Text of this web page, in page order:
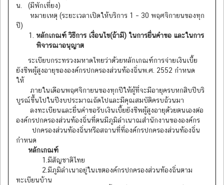
น. (มีพักเที่ยง)
หมายเหตุ (ระยะเวลาเปิดให้บริการ 1 – 30 พฤศจิกายนของทุก
ปี)
หลักเกณฑ์ วิธีการ เงื่อนไข(ถ้ามี) ในการยื่นคำขอ และในการ
พิจารณาอนุญาต
ระเบียบกระทรวงมหาดไทยว่าด้วยหลักเกณฑ์การจ่ายเงินเบี้ย
ยังชีพผู้สูงอายุขององค์กรปกครองส่วนท้องถิ่นพ.ศ. 2552 กำหนด
ให้
ภายในเดือนพฤศจิกายนของทุกปีให้ผู้ที่จะมีอายุครบหกสิบปีบริ
บูรณ์ขึ้นไปในปีงบประมาณถัดไปและมีคุณสมบัติครบถ้วนมา
ลงทะเบียนและยื่นคำขอรับเงินเบี้ยยังชีพผู้สูงอายุด้วยตนเองต่อ
องค์กรปกครองส่วนท้องถิ่นที่ตนมีภูมิลำเนาณสำนักงานขององค์กร
ปกครองส่วนท้องถิ่นหรือสถานที่ที่องค์กรปกครองส่วนท้องถิ่น
กำหนด
หลักเกณฑ์
1.มีสัญชาติไทย
2.มีภูมิลำเนาอยู่ในเขตองค์กรปกครองส่วนท้องถิ่นตาม
ทะเบียนบ้าน